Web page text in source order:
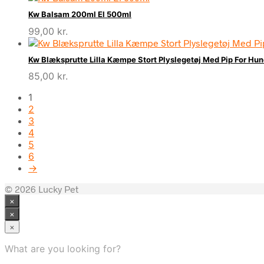
Kw Balsam 200ml El 500ml
99,00 kr.
Kw Blæksprutte Lilla Kæmpe Stort Plyslegetøj Med Pip For
85,00 kr.
1
2
3
4
5
6
→
© 2026 Lucky Pet
×
×
×
What are you looking for?